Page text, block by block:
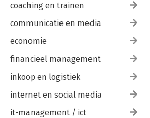
coaching en trainen
communicatie en media
economie
financieel management
inkoop en logistiek
internet en social media
it-management / ict